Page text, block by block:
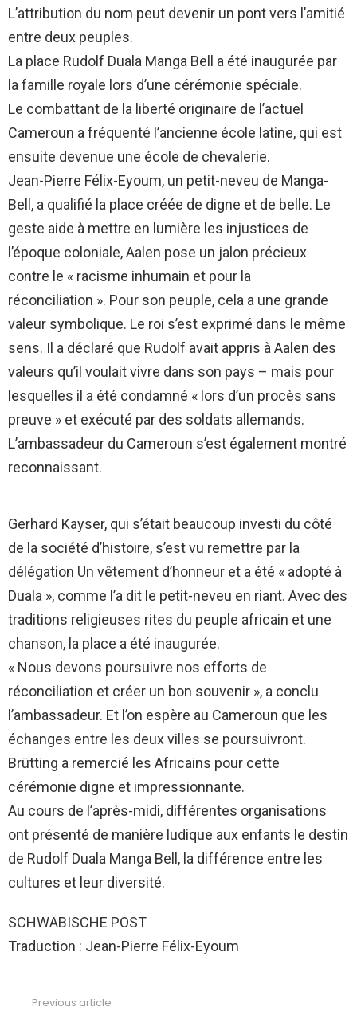
L’attribution du nom peut devenir un pont vers l’amitié
entre deux peuples.
La place Rudolf Duala Manga Bell a été inaugurée par
la famille royale lors d’une cérémonie spéciale.
Le combattant de la liberté originaire de l’actuel
Cameroun a fréquenté l’ancienne école latine, qui est
ensuite devenue une école de chevalerie.
Jean-Pierre Félix-Eyoum, un petit-neveu de Manga-
Bell, a qualifié la place créée de digne et de belle. Le
geste aide à mettre en lumière les injustices de
l’époque coloniale, Aalen pose un jalon précieux
contre le « racisme inhumain et pour la
réconciliation ». Pour son peuple, cela a une grande
valeur symbolique. Le roi s’est exprimé dans le même
sens. Il a déclaré que Rudolf avait appris à Aalen des
valeurs qu’il voulait vivre dans son pays – mais pour
lesquelles il a été condamné « lors d’un procès sans
preuve » et exécuté par des soldats allemands.
L’ambassadeur du Cameroun s’est également montré
reconnaissant.
Gerhard Kayser, qui s’était beaucoup investi du côté
de la société d’histoire, s’est vu remettre par la
délégation Un vêtement d’honneur et a été « adopté à
Duala », comme l’a dit le petit-neveu en riant. Avec des
traditions religieuses rites du peuple africain et une
chanson, la place a été inaugurée.
« Nous devons poursuivre nos efforts de
réconciliation et créer un bon souvenir », a conclu
l’ambassadeur. Et l’on espère au Cameroun que les
échanges entre les deux villes se poursuivront.
Brütting a remercié les Africains pour cette
cérémonie digne et impressionnante.
Au cours de l’après-midi, différentes organisations
ont présenté de manière ludique aux enfants le destin
de Rudolf Duala Manga Bell, la différence entre les
cultures et leur diversité.
SCHWÄBISCHE POST
Traduction : Jean-Pierre Félix-Eyoum
Previous article